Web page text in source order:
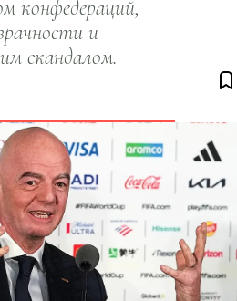
конфедераций,
и
скандалом.